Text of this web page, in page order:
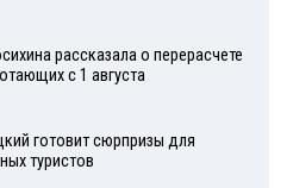
рассказала о перерасчете
с 1 августа
готовит сюрпризы для
туристов